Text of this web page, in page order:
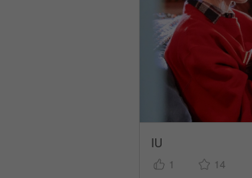
IU
1 14